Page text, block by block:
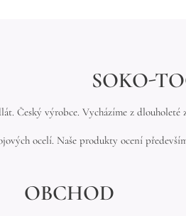
SOKO-
Český výrobce. Vycházíme z
ocelí. Naše produkty ocení
OBCHOD